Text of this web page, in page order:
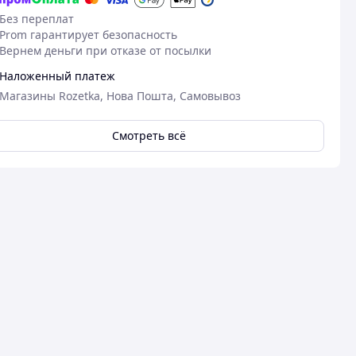
Без переплат
Prom гарантирует безопасность
Вернем деньги при отказе от посылки
Наложенный платеж
Магазины Rozetka, Нова Пошта, Самовывоз
Смотреть всё